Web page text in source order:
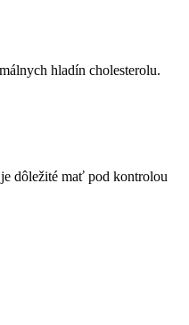
hladín cholesterolu.
⁣dôležité mať pod​ kontrolou